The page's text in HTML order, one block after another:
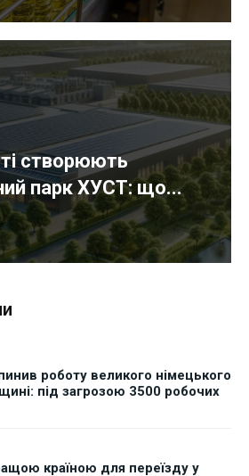
створюють
парк ХУСТ: що...
роботу великого німецького
під загрозою 3500 робочих
країною для переїзду у